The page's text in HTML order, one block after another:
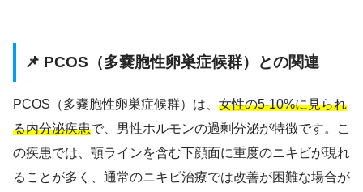
📌 PCOS（多嚢胞性卵巣症候群）との関連
PCOS（多嚢胞性卵巣症候群）は、 女性の5-10%に見られ
る内分泌疾患で、男性ホルモンの過剰分泌が特徴です。こ
の疾患では、顎ラインを含む下顔面に重度のニキビが現れ
ることが多く、通常のニキビ治療では改善が困難な場合が